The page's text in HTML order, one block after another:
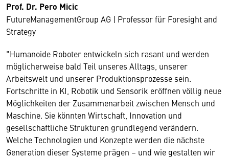
Prof. Dr. Pero Micic
FutureManagementGroup AG | Professor für Foresight and
Strategy
"Humanoide Roboter entwickeln sich rasant und werden
möglicherweise bald Teil unseres Alltags, unserer
Arbeitswelt und unserer Produktionsprozesse sein.
Fortschritte in KI, Robotik und Sensorik eröffnen völlig neue
Möglichkeiten der Zusammenarbeit zwischen Mensch und
Maschine. Sie könnten Wirtschaft, Innovation und
gesellschaftliche Strukturen grundlegend verändern.
Welche Technologien und Konzepte werden die nächste
Generation dieser Systeme prägen – und wie gestalten wir